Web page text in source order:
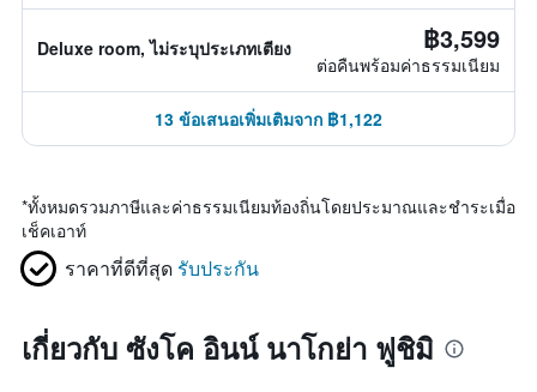
Deluxe room, ไม่ระบุประเภทเตียง ฿3,599
ต่อคืนพร้อมค่าธรรมเนียม
13 ข้อเสนอเพิ่มเติมจาก ฿1,122
*ทั้งหมดรวมภาษีและค่าธรรมเนียมท้องถิ่นโดยประมาณและชำระเมื่อ
เช็คเอาท์
ราคาที่ดีที่สุด รับประกัน
เกี่ยวกับ ซังโค อินน์ นาโกย่า ฟูชิมิ